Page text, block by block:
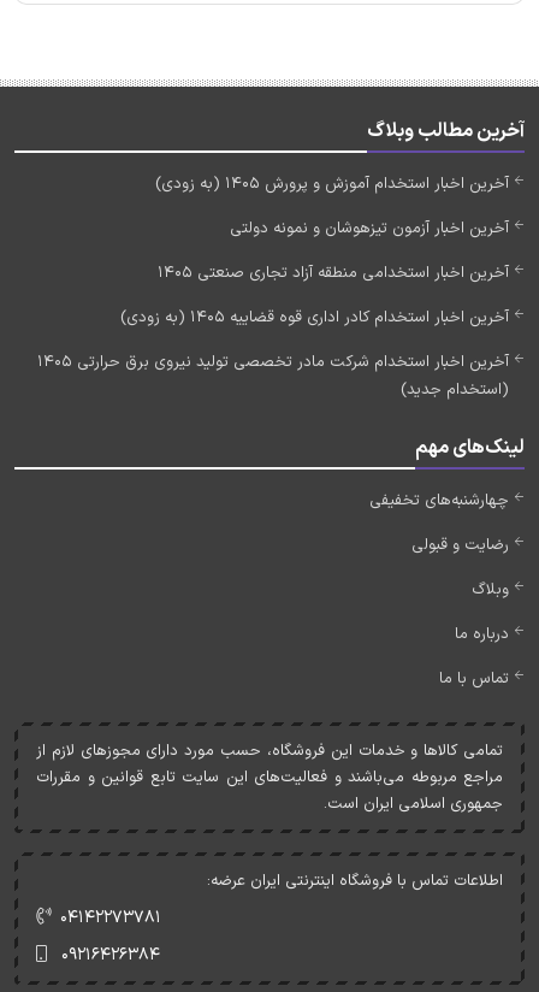
آخرین مطالب وبلاگ
آخرین اخبار استخدام آموزش و پرورش 1405 (به زودی)
آخرین اخبار آزمون تیزهوشان و نمونه دولتی
آخرین اخبار استخدامی منطقه آزاد تجاری صنعتی 1405
آخرین اخبار استخدام کادر اداری قوه قضاییه 1405 (به زودی)
آخرین اخبار استخدام شرکت مادر تخصصی تولید نیروی برق حرارتی 1405
(استخدام جدید)
لینک‌های مهم
چهارشنبه‌های تخفیفی
رضایت و قبولی
وبلاگ
درباره ما
تماس با ما
تمامی کالاها و خدمات اين فروشگاه، حسب مورد دارای مجوزهای لازم از
مراجع مربوطه می‌باشند و فعاليت‌های اين سايت تابع قوانين و مقررات
جمهوری اسلامی ايران است.
اطلاعات تماس با فروشگاه اینترنتی ایران عرضه:
۰۴۱۴۲۲۷۳۷۸۱
۰۹۲۱۶۴۲۶۳۸۴